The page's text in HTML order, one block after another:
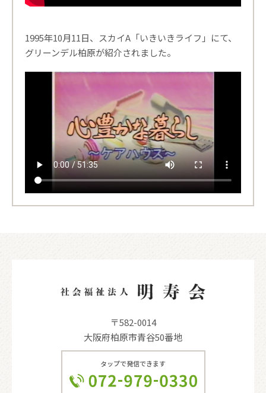
1995年10月11日、スカイA「いきいきライフ」にて、
グリーンデル柏原が紹介されました。
〒582-0014
大阪府柏原市青谷50番地
タップで発信できます